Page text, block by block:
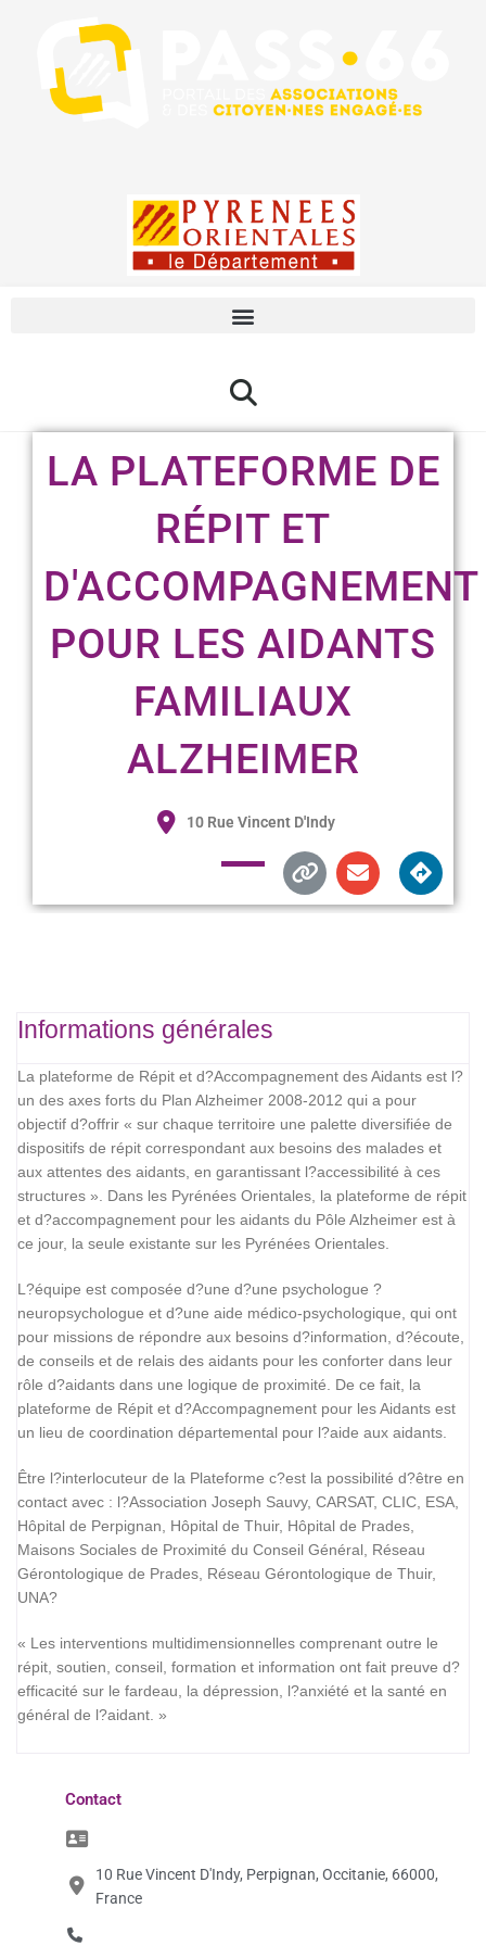
LA PLATEFORME DE
RÉPIT ET
D'ACCOMPAGNEMENT
POUR LES AIDANTS
FAMILIAUX
ALZHEIMER
10 Rue Vincent D'Indy
Informations générales
La plateforme de Répit et d?Accompagnement des Aidants est l?
un des axes forts du Plan Alzheimer 2008-2012 qui a pour
objectif d?offrir « sur chaque territoire une palette diversifiée de
dispositifs de répit correspondant aux besoins des malades et
aux attentes des aidants, en garantissant l?accessibilité à ces
structures ». Dans les Pyrénées Orientales, la plateforme de répit
et d?accompagnement pour les aidants du Pôle Alzheimer est à
ce jour, la seule existante sur les Pyrénées Orientales.
L?équipe est composée d?une d?une psychologue ?
neuropsychologue et d?une aide médico-psychologique, qui ont
pour missions de répondre aux besoins d?information, d?écoute,
de conseils et de relais des aidants pour les conforter dans leur
rôle d?aidants dans une logique de proximité. De ce fait, la
plateforme de Répit et d?Accompagnement pour les Aidants est
un lieu de coordination départemental pour l?aide aux aidants.
Être l?interlocuteur de la Plateforme c?est la possibilité d?être en
contact avec : l?Association Joseph Sauvy, CARSAT, CLIC, ESA,
Hôpital de Perpignan, Hôpital de Thuir, Hôpital de Prades,
Maisons Sociales de Proximité du Conseil Général, Réseau
Gérontologique de Prades, Réseau Gérontologique de Thuir,
UNA?
« Les interventions multidimensionnelles comprenant outre le
répit, soutien, conseil, formation et information ont fait preuve d?
efficacité sur le fardeau, la dépression, l?anxiété et la santé en
général de l?aidant. »
Contact
10 Rue Vincent D'Indy, Perpignan, Occitanie, 66000,
France